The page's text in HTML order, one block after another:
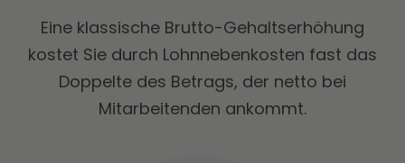
Eine klassische Brutto-Gehaltserhöhung
kostet Sie durch Lohnnebenkosten fast das
Doppelte des Betrags, der netto bei
Mitarbeitenden ankommt.